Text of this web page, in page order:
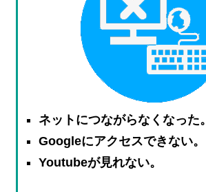
ネットにつながらなくなった。
Googleにアクセスできない。
Youtubeが見れない。